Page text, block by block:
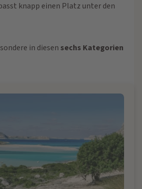
knapp einen Platz unter den
in diesen sechs Kategorien